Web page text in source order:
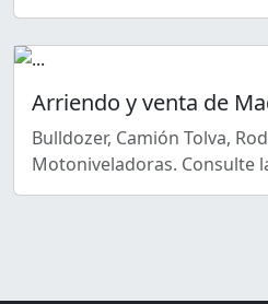
Arriendo y venta de
Bulldozer, Camión Tolva,
Motoniveladoras. Consulte